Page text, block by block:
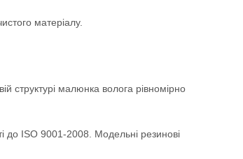
матеріалу.
структурі малюнка волога рівномірно
до ISO 9001-2008. Модельні резинові